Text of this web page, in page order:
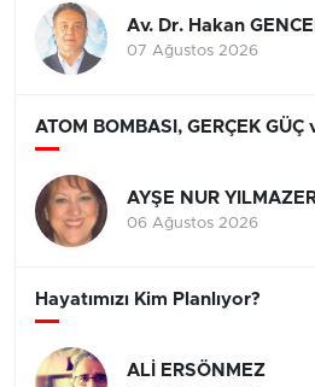
Av. Dr. Hakan
07 Ağustos 2026
ATOM BOMBASI, GERÇEK GÜÇ
AYŞE NUR
06 Ağustos 2026
Hayatımızı Kim Planlıyor?
ALİ ERSÖNMEZ